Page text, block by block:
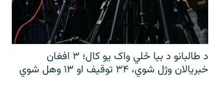
د طالبانو د بیا ځلي واک یو کال؛ ۳ افغان
خبریالان وژل شوي، ۳۴ توقیف او ۱۳ وهل شوي